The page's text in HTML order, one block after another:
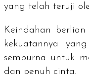
yang telah teruji
Keindahan
kekuatannya
sempurna untuk
dan penuh cinta.